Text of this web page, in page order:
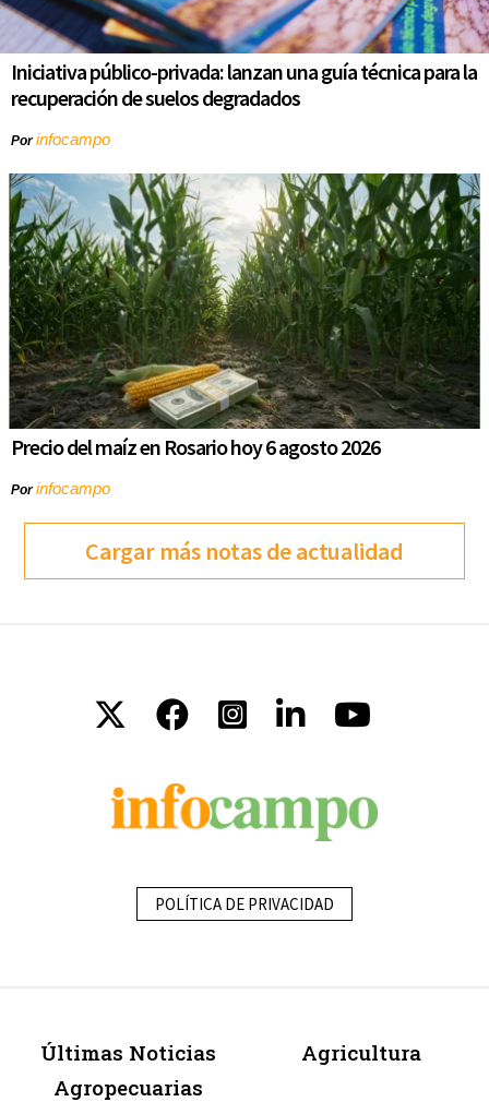
Iniciativa público-privada: lanzan una guía técnica para la
recuperación de suelos degradados
Porinfocampo
Precio del maíz en Rosario hoy 6 agosto 2026
Porinfocampo
Cargar más notas de actualidad
POLÍTICA DE PRIVACIDAD
Últimas Noticias
Agropecuarias
Agricultura